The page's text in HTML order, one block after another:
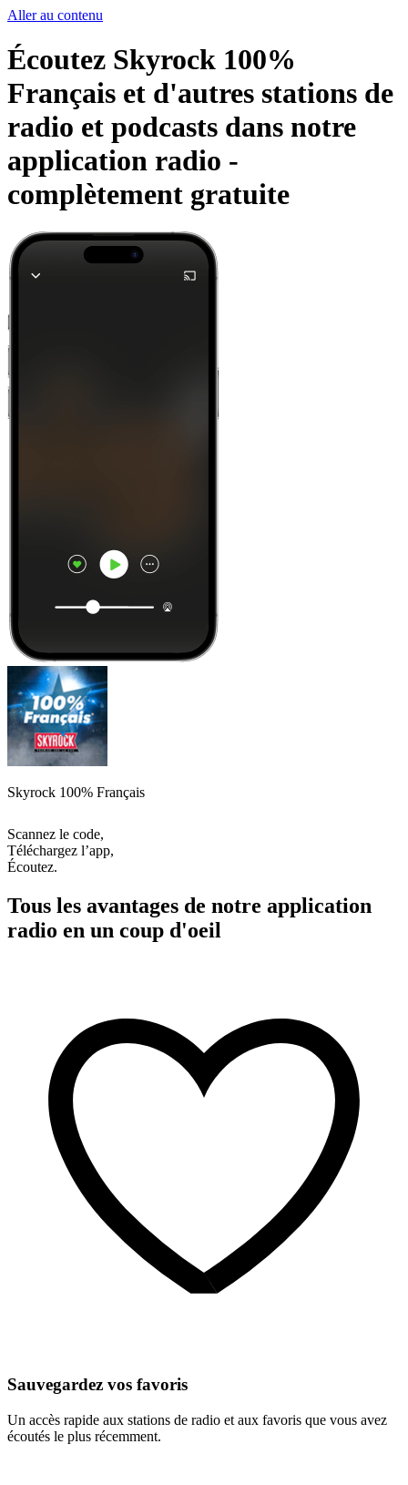
Aller au contenu
Écoutez Skyrock 100%
Français et d'autres stations de
radio et podcasts dans notre
application radio -
complètement gratuite
Skyrock 100% Français
Scannez le code,
Téléchargez l’app,
Écoutez.
Tous les avantages de notre application
radio en un coup d'oeil
Sauvegardez vos favoris
Un accès rapide aux stations de radio et aux favoris que vous avez
écoutés le plus récemment.